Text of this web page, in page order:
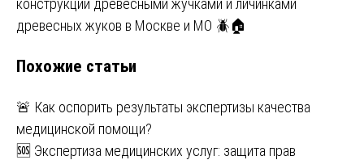
записям
конструкций древесными жучками и личинками
древесных жуков в Москве и МО 🪲🏠
Похожие статьи
🚨 Как оспорить результаты экспертизы качества
медицинской помощи?
🆘 Экспертиза медицинских услуг: защита прав